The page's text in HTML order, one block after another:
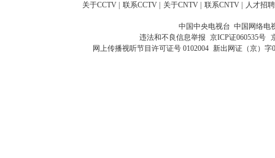
关于CCTV 联系CCTV 关于CNTV 联系CNTV 人才招聘
中国中央电视台 中国网络电
违法和不良信息举报 京ICP证060535号
网上传播视听节目许可证号 0102004 新出网证（京）